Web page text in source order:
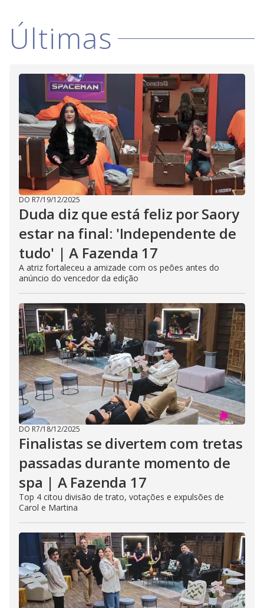
Últimas
DO R7/19/12/2025
Duda diz que está feliz por Saory
estar na final: 'Independente de
tudo' | A Fazenda 17
A atriz fortaleceu a amizade com os peões antes do
anúncio do vencedor da edição
DO R7/18/12/2025
Finalistas se divertem com tretas
passadas durante momento de
spa | A Fazenda 17
Top 4 citou divisão de trato, votações e expulsões de
Carol e Martina